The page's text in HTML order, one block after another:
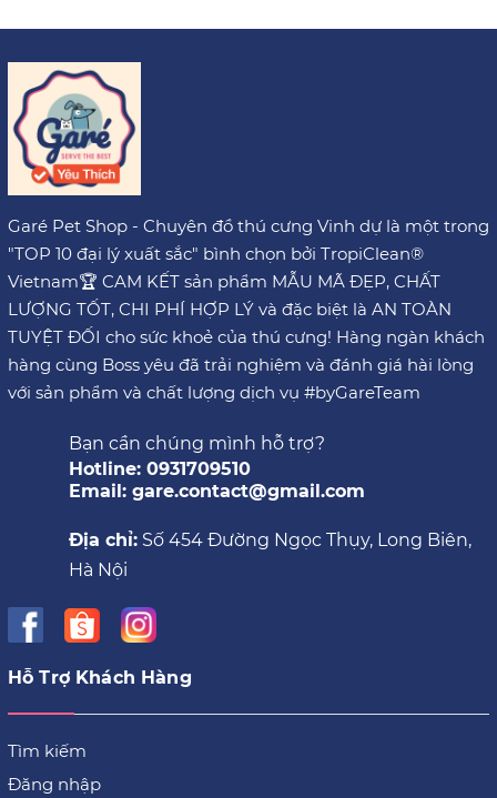
Garé Pet Shop - Chuyên đồ thú cưng Vinh dự là một trong
"TOP 10 đại lý xuất sắc" bình chọn bởi TropiClean®
Vietnam🏆 CAM KẾT sản phẩm MẪU MÃ ĐẸP, CHẤT
LƯỢNG TỐT, CHI PHÍ HỢP LÝ và đặc biệt là AN TOÀN
TUYỆT ĐỐI cho sức khoẻ của thú cưng! Hàng ngàn khách
hàng cùng Boss yêu đã trải nghiệm và đánh giá hài lòng
với sản phẩm và chất lượng dịch vụ #byGareTeam
Bạn cần chúng mình hỗ trợ?
Hotline: 0931709510
Email: gare.contact@gmail.com
Địa chỉ: Số 454 Đường Ngọc Thụy, Long Biên,
Hà Nội
Hỗ Trợ Khách Hàng
Tìm kiếm
Đăng nhập